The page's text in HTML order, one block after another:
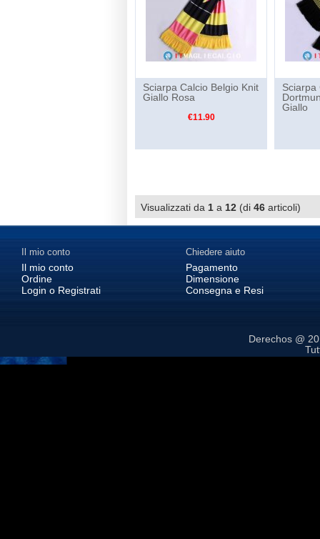
Sciarpa Calcio Belgio Knit
Giallo Rosa
€11.90
Sciarpa
Giallo
Visualizzati da 1 a 12 (di 46 articoli)
Il mio conto
Il mio conto
Ordine
Login o Registrati
Chiedere aiuto
Pagamento
Dimensione
Consegna e Resi
Derechos @